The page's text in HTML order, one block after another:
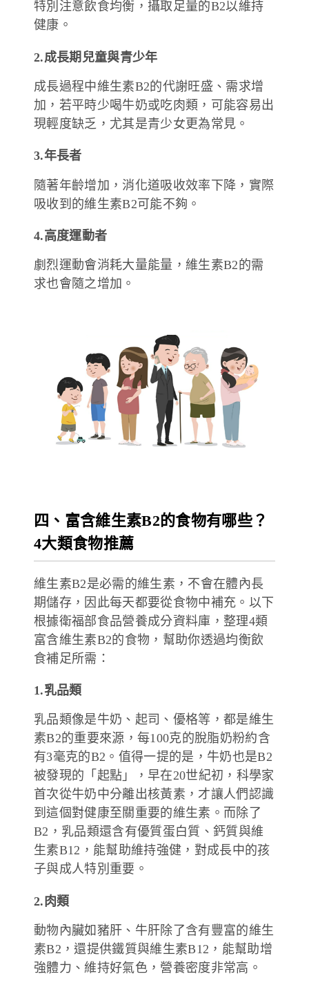
特別注意飲食均衡，攝取足量的B2以維持
健康。
2.成長期兒童與青少年
成長過程中維生素B2的代謝旺盛、需求增
加，若平時少喝牛奶或吃肉類，可能容易出
現輕度缺乏，尤其是青少女更為常見。
3.年長者
隨著年齡增加，消化道吸收效率下降，實際
吸收到的維生素B2可能不夠。
4.高度運動者
劇烈運動會消耗大量能量，維生素B2的需
求也會隨之增加。
四、富含維生素B2的食物有哪些？
4大類食物推薦
維生素B2是必需的維生素，不會在體內長
期儲存，因此每天都要從食物中補充。以下
根據衛福部食品營養成分資料庫 ，整理4類
富含維生素B2的食物，幫助你透過均衡飲
食補足所需：
1.乳品類
乳品類像是牛奶、起司、優格等，都是維生
素B2的重要來源，每100克的脫脂奶粉約含
有3毫克的B2。值得一提的是，牛奶也是B2
被發現的「起點」，早在20世紀初，科學家
首次從牛奶中分離出核黃素，才讓人們認識
到這個對健康至關重要的維生素。而除了
B2，乳品類還含有優質蛋白質、鈣質與維
生素B12，能幫助維持強健，對成長中的孩
子與成人特別重要。
2.肉類
動物內臟如豬肝、牛肝除了含有豐富的維生
素B2，還提供鐵質與維生素B12，能幫助增
強體力、維持好氣色，營養密度非常高。